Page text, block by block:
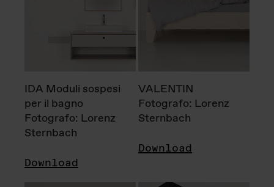
IDA Moduli sospesi
per il bagno
Fotografo: Lorenz
Sternbach
Download
VALENTIN
Fotografo: Lorenz
Sternbach
Download